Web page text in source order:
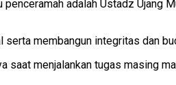
adalah Ustadz Ujang
membangun integritas dan
menjalankan tugas masing